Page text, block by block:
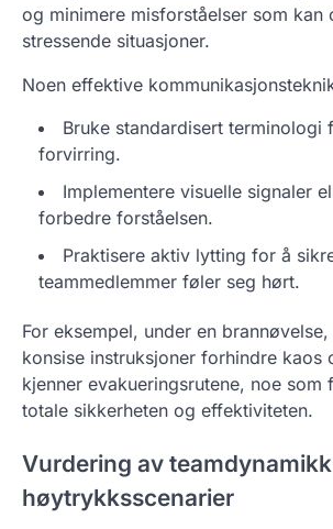
og minimere misforståelser som kan
stressende situasjoner.
Noen effektive
Bruke standardisert terminologi
forvirring.
Implementere visuelle signaler
forbedre forståelsen.
Praktisere aktiv lytting for å
teammedlemmer føler seg hørt.
For eksempel, under en
konsise instruksjoner forhindre kaos
kjenner evakueringsrutene, noe som
totale sikkerheten og effektiviteten.
Vurdering av
høytrykksscenarier